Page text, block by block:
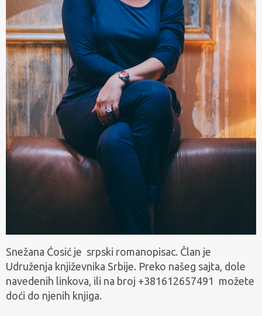
Snežana Ćosić je srpski romanopisac. Član je
Udruženja književnika Srbije. Preko našeg sajta, dole
navedenih linkova, ili na broj +381612657491 možete
doći do njenih knjiga.